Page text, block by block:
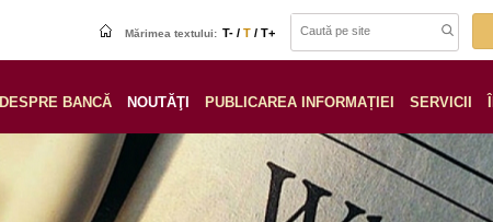
Mărimea textului: T- / T / T+
DESPRE BANCĂ NOUTĂŢI PUBLICAREA INFORMAȚIEI SERVICII